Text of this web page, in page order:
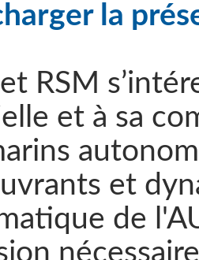
la
RSM
et à sa
et
de